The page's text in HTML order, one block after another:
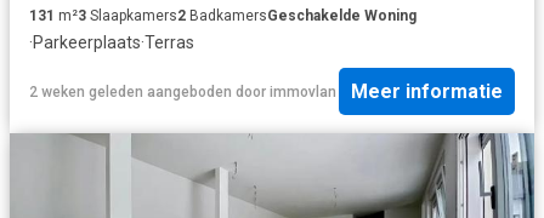
131 m²3 Slaapkamers2 BadkamersGeschakelde Woning
·Parkeerplaats·Terras
2 weken geleden aangeboden door immovlan Meer informatie